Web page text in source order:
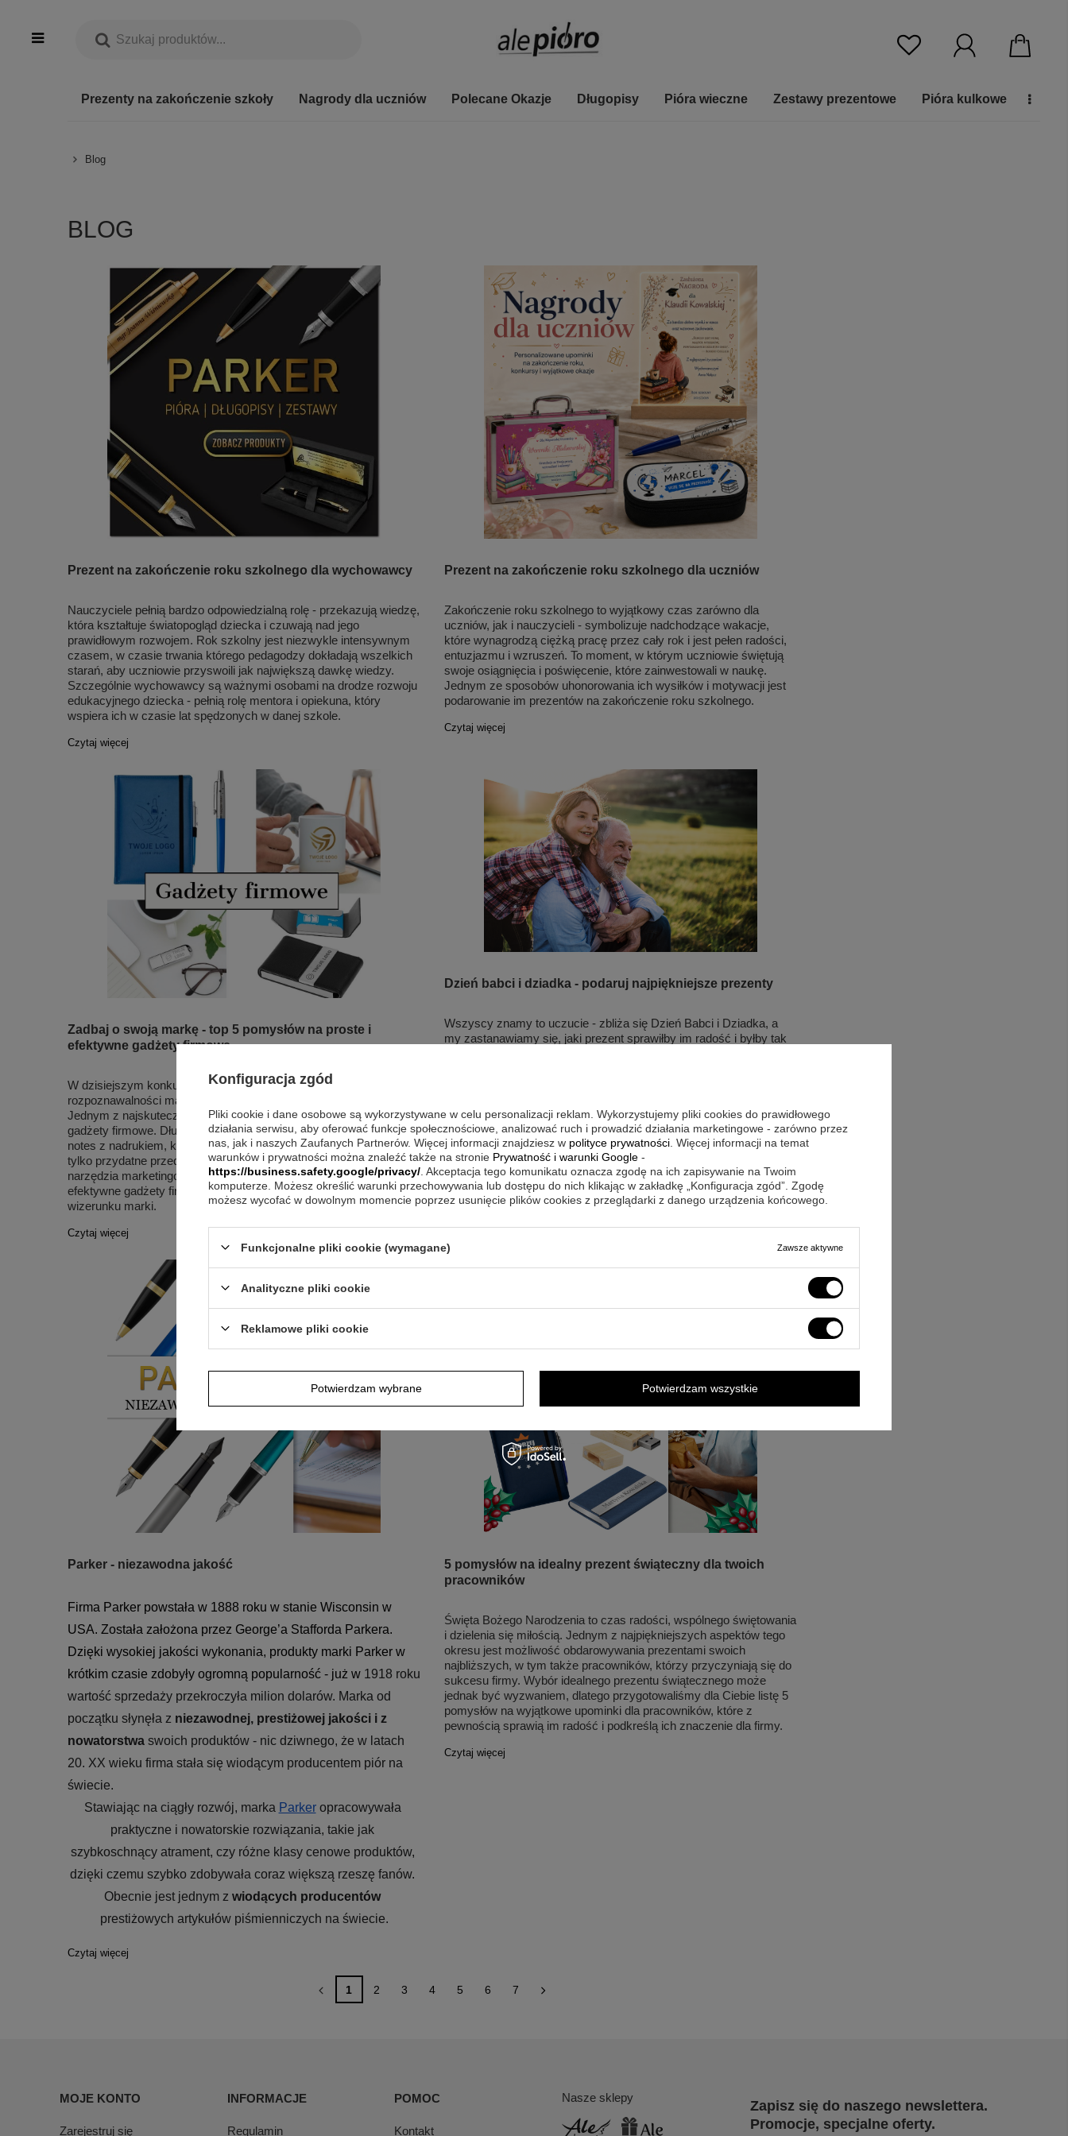
Prezenty na zakończenie szkoły Nagrody dla uczniów Polecane Okazje Długopisy Pióra wieczne Zestawy prezentowe Pióra kulkowe
Blog
BLOG
Prezent na zakończenie roku szkolnego dla wychowawcy
Nauczyciele pełnią bardzo odpowiedzialną rolę - przekazują wiedzę,
która kształtuje światopogląd dziecka i czuwają nad jego
prawidłowym rozwojem. Rok szkolny jest niezwykle intensywnym
czasem, w czasie trwania którego pedagodzy dokładają wszelkich
starań, aby uczniowie przyswoili jak największą dawkę wiedzy.
Szczególnie wychowawcy są ważnymi osobami na drodze rozwoju
edukacyjnego dziecka - pełnią rolę mentora i opiekuna, który
wspiera ich w czasie lat spędzonych w danej szkole.
Czytaj więcej
Prezent na zakończenie roku szkolnego dla uczniów
Zakończenie roku szkolnego to wyjątkowy czas zarówno dla
uczniów, jak i nauczycieli - symbolizuje nadchodzące wakacje,
które wynagrodzą ciężką pracę przez cały rok i jest pełen radości,
entuzjazmu i wzruszeń. To moment, w którym uczniowie świętują
swoje osiągnięcia i poświęcenie, które zainwestowali w naukę.
Jednym ze sposobów uhonorowania ich wysiłków i motywacji jest
podarowanie im prezentów na zakończenie roku szkolnego.
Czytaj więcej
Zadbaj o swoją markę - top 5 pomysłów na proste i
efektywne gadżety firmowe
W dzisiejszym konkurencyjnym świecie biznesowym, budowanie
rozpoznawalności marki staje się kluczowym elementem sukcesu.
Jednym z najskuteczniejszych sposobów promocji marki są
gadżety firmowe. Długopisy z grawerem, pendrive z grawerem,
notes z nadrukiem, kubki z nadrukiem i breloki z grawerem to nie
tylko przydatne przedmioty codziennego użytku, ale także potężne
narzędzia marketingowe. Oto pięć pomysłów na proste, a zarazem
efektywne gadżety firmowe, które pomogą Ci w budowaniu
wizerunku marki.
Czytaj więcej
Dzień babci i dziadka - podaruj najpiękniejsze prezenty
Wszyscy znamy to uczucie - zbliża się Dzień Babci i Dziadka, a
my zastanawiamy się, jaki prezent sprawiłby im radość i byłby tak
uśmiech na twarzach twoich dziadków.
Czytaj więcej
Parker - niezawodna jakość
Firma Parker powstała w 1888 roku w stanie Wisconsin w
USA. Została założona przez George’a Stafforda Parkera.
Dzięki wysokiej jakości wykonania, produkty marki Parker w
krótkim czasie zdobyły ogromną popularność - już w 1918 roku
wartość sprzedaży przekroczyła milion dolarów. Marka od
początku słynęła z niezawodnej, prestiżowej jakości i z
nowatorstwa swoich produktów - nic dziwnego, że w latach
20. XX wieku firma stała się wiodącym producentem piór na
świecie.
Stawiając na ciągły rozwój, marka Parker opracowywała
praktyczne i nowatorskie rozwiązania, takie jak
szybkoschnący atrament, czy różne klasy cenowe produktów,
dzięki czemu szybko zdobywała coraz większą rzeszę fanów.
Obecnie jest jednym z wiodących producentów
prestiżowych artykułów piśmienniczych na świecie.
Czytaj więcej
5 pomysłów na idealny prezent świąteczny dla twoich
pracowników
Święta Bożego Narodzenia to czas radości, wspólnego świętowania
i dzielenia się miłością. Jednym z najpiękniejszych aspektów tego
okresu jest możliwość obdarowywania prezentami swoich
najbliższych, w tym także pracowników, którzy przyczyniają się do
sukcesu firmy. Wybór idealnego prezentu świątecznego może
jednak być wyzwaniem, dlatego przygotowaliśmy dla Ciebie listę 5
pomysłów na wyjątkowe upominki dla pracowników, które z
pewnością sprawią im radość i podkreślą ich znaczenie dla firmy.
Czytaj więcej
1 2 3 4 5 6 7
MOJE KONTO
Zarejestruj się
INFORMACJE
Regulamin
POMOC
Kontakt
Nasze sklepy
Zapisz się do naszego newslettera.
Promocje, specjalne oferty.
Konfiguracja zgód
Pliki cookie i dane osobowe są wykorzystywane w celu personalizacji reklam. Wykorzystujemy pliki cookies do prawidłowego
działania serwisu, aby oferować funkcje społecznościowe, analizować ruch i prowadzić działania marketingowe - zarówno przez
nas, jak i naszych Zaufanych Partnerów. Więcej informacji znajdziesz w polityce prywatności . Więcej informacji na temat
warunków i prywatności można znaleźć także na stronie Prywatność i warunki Google -
https://business.safety.google/privacy/ . Akceptacja tego komunikatu oznacza zgodę na ich zapisywanie na Twoim
komputerze. Możesz określić warunki przechowywania lub dostępu do nich klikając w zakładkę „Konfiguracja zgód”. Zgodę
możesz wycofać w dowolnym momencie poprzez usunięcie plików cookies z przeglądarki z danego urządzenia końcowego.
Funkcjonalne pliki cookie (wymagane) Zawsze aktywne
Analityczne pliki cookie
Reklamowe pliki cookie
Potwierdzam wybrane Potwierdzam wszystkie